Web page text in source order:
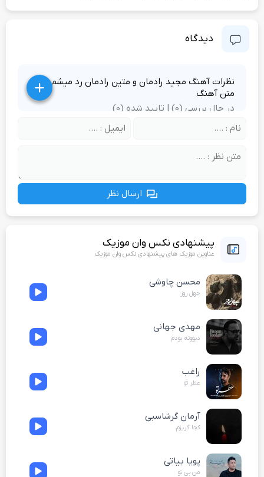
دیدگاه
نظرات آهنگ مجید رادمان و متین رادمان رد میشم +
متن آهنگ
در حال بررسی (0) | تایید شده (0)
ارسال نظر
پیشنهادی نکس وان موزیک
عناوین موزیک های پیشنهادی نکس وان موزیک
محسن چاوشی
چهل روز
مهدی جهانی
دیوونه بودم
راغب
عطر تو
آرمان گرشاسبی
کجا گریزم
پویا بیاتی
من بی تو